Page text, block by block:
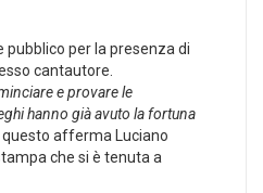
pubblico per la presenza di
cantautore.
e provare le
hanno già avuto la fortuna
afferma Luciano
che si è tenuta a